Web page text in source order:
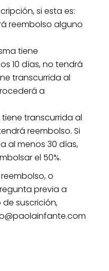
si esta es:
reembolso alguno
tiene
10 días, no tendrá
transcurrida al
a
tiene transcurrida al
reembolso. Si
al menos 30 días,
el 50%.
o
previa a
suscrición,